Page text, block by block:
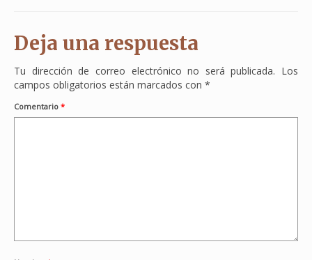
Deja una respuesta
Tu dirección de correo electrónico no será publicada. Los
campos obligatorios están marcados con *
Comentario *